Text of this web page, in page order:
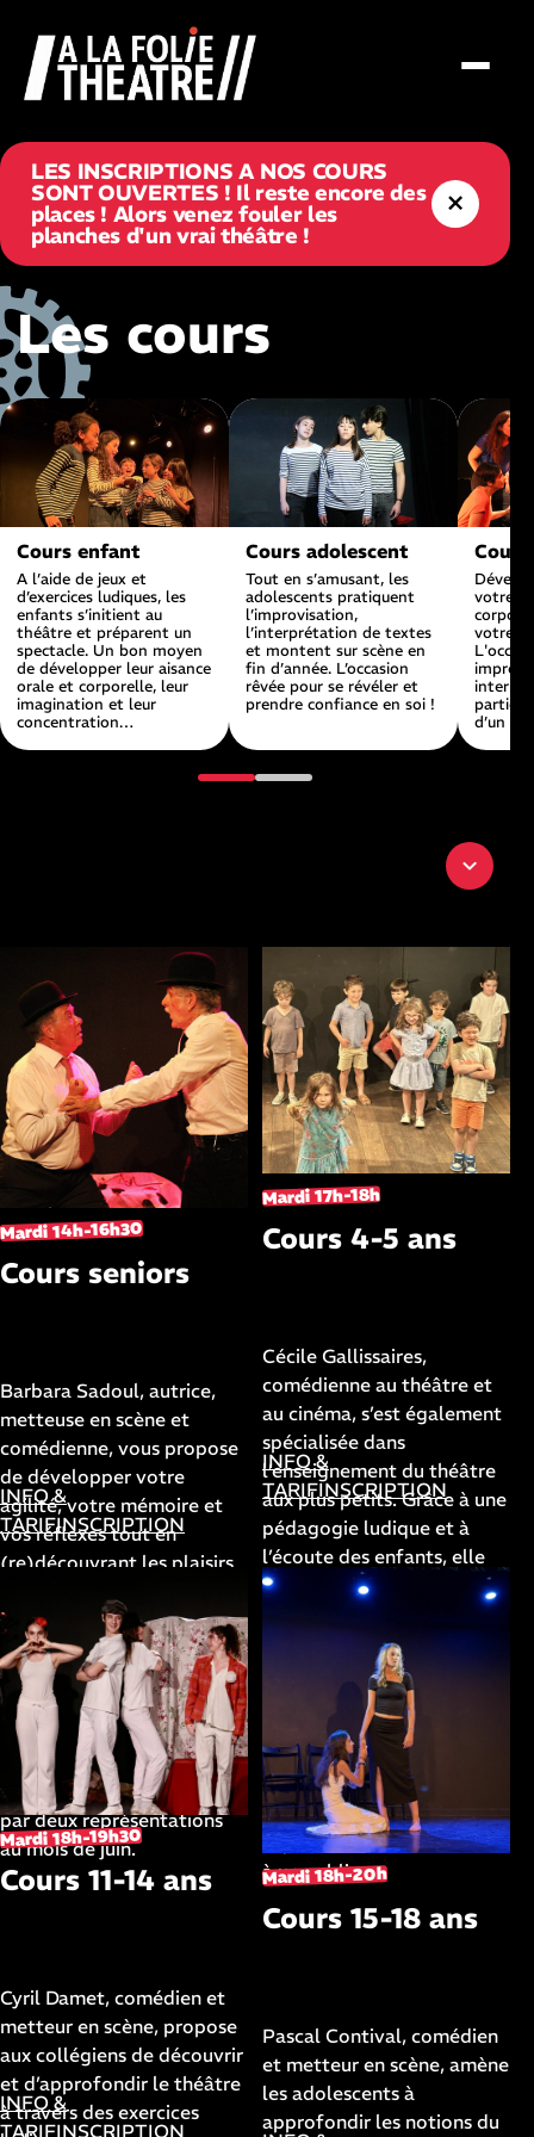
A La Folie Théâtre
LES INSCRIPTIONS A NOS COURS
SONT OUVERTES ! Il reste encore des
places ! Alors venez fouler les
planches d'un vrai théâtre !
×
Les cours
Cours enfant
A l’aide de jeux et
d’exercices ludiques, les
enfants s’initient au
théâtre et préparent un
spectacle. Un bon moyen
de développer leur aisance
orale et corporelle, leur
imagination et leur
concentration…
Cours adolescent
Tout en s’amusant, les
adolescents pratiquent
l’improvisation,
l’interprétation de textes
et montent sur scène en
fin d’année. L’occasion
rêvée pour se révéler et
prendre confiance en soi !
votre
votre
d’un
Mardi 14h-16h30
Cours seniors
Barbara Sadoul, autrice,
metteuse en scène et
comédienne, vous propose
de développer votre
agilité, votre mémoire et
vos réflexes tout en
(re)découvrant les plaisirs
d'improvisations et
d'exercices scéniques, puis
de revisiter des textes de
théâtre et des dialogues de
cinéma. Les cours ont lieu
dans notre petite salle de
spectacles et se terminent
par deux représentations
au mois de juin.
INFO &
TARIFINSCRIPTION
Mardi 17h-18h
Cours 4-5 ans
Cécile Gallissaires,
comédienne au théâtre et
au cinéma, s’est également
spécialisée dans
l’enseignement du théâtre
aux plus petits. Grâce à une
pédagogie ludique et à
l’écoute des enfants, elle
les amène à faire leurs
premiers pas sur scène. Ce
cours destiné aux enfants
de Moyenne et Grande
Section a lieu dans notre
petite salle de spectacles.
L’année se termine par un
cours ouvert aux familles
pour une première
expérience en douceur face
à un public.
INFO &
TARIFINSCRIPTION
Mardi 18h-19h30
Cours 11-14 ans
Cyril Damet, comédien et
metteur en scène, propose
aux collégiens de découvrir
et d’approfondir le théâtre
à travers des exercices
INFO &
TARIFINSCRIPTION
Mardi 18h-20h
Cours 15-18 ans
Pascal Contival, comédien
et metteur en scène, amène
les adolescents à
approfondir les notions du